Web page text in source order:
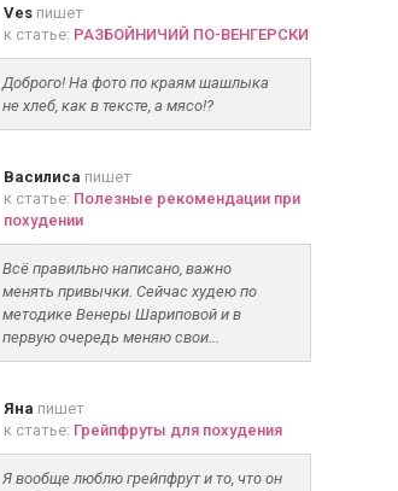
Vesпишет
к статье: РАЗБОЙНИЧИЙ ПО-ВЕНГЕРСКИ
Доброго! На фото по краям шашлыка
не хлеб, как в тексте, а мясо!?
Василиса пишет
к статье: Полезные рекомендации при
похудении
Всё правильно написано, важно
менять привычки. Сейчас худею по
методике Венеры Шариповой и в
первую очередь меняю свои...
Яна пишет
к статье: Грейпфруты для похудения
Я вообще люблю грейпфрут и то, что он